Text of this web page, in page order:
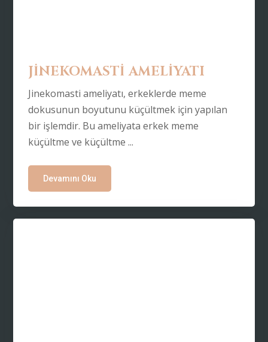
JİNEKOMASTİ AMELİYATI
Jinekomasti ameliyatı, erkeklerde meme
dokusunun boyutunu küçültmek için yapılan
bir işlemdir. Bu ameliyata erkek meme
küçültme ve küçültme ...
Devamını Oku